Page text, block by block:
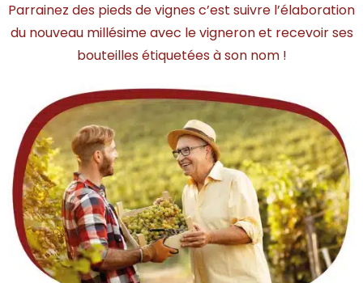
Parrainez des pieds de vignes c’est suivre l’élaboration
du nouveau millésime avec le vigneron et recevoir ses
bouteilles étiquetées à son nom !